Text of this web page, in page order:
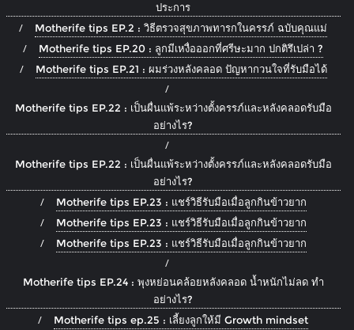
ประการ
Motherife tips EP.2 : วิธีตรวจสุขภาพทารกในครรภ์ ฉบับคุณแม่
Motherife tips EP.20 : ลูกมีเหงื่อออกที่ศรีษะมาก ปกติรึเปล่า ?
Motherife tips EP.21 : ผมร่วงหลังคลอด ปัญหากวนใจที่รับมือได้
Motherife tips EP.22 : เป็นผื่นแพ้ระหว่างตั้งครรภ์และหลังคลอดรับมือ
อย่างไร?
Motherife tips EP.22 : เป็นผื่นแพ้ระหว่างตั้งครรภ์และหลังคลอดรับมือ
อย่างไร?
Motherife tips EP.23 : แชร์วิธีรับมือเมื่อลูกกินข้าวยาก
Motherife tips EP.23 : แชร์วิธีรับมือเมื่อลูกกินข้าวยาก
Motherife tips EP.23 : แชร์วิธีรับมือเมื่อลูกกินข้าวยาก
Motherife tips EP.24 : พุงหย่อนคล้อยหลังคลอด น้ำหนักไม่ลด ทำ
อย่างไร?
Motherife tips ep.25 : เลี้ยงลูกให้มี Growth mindset